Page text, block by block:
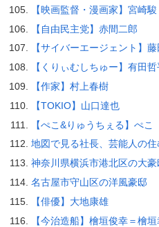
【映画監督・漫画家】宮崎駿
【自由民主党】赤間二郎
【サイバーエージェント】
【くりぃむしちゅー】有田哲
【作家】村上春樹
【TOKIO】山口達也
【ぺこ&りゅうちぇる】ぺこ
地図で見る社長、芸能人の住
神奈川県横浜市港北区の大豪
名古屋市守山区の洋風豪邸
【俳優】大地康雄
【今治造船】檜垣俊幸＝檜垣